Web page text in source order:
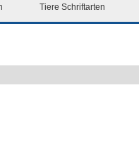
Tiere Schriftarten